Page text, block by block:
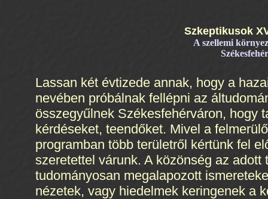
Szkeptikusok
A szellemi
Lassan két évtizede annak, hogy a
nevében próbálnak fellépni az
összegyűlnek Székesfehérváron, hogy
kérdéseket, teendőket. Mivel a
programban több területről kértünk fel
szeretettel várunk. A közönség az
tudományosan megalapozott
nézetek, vagy hiedelmek keringenek a